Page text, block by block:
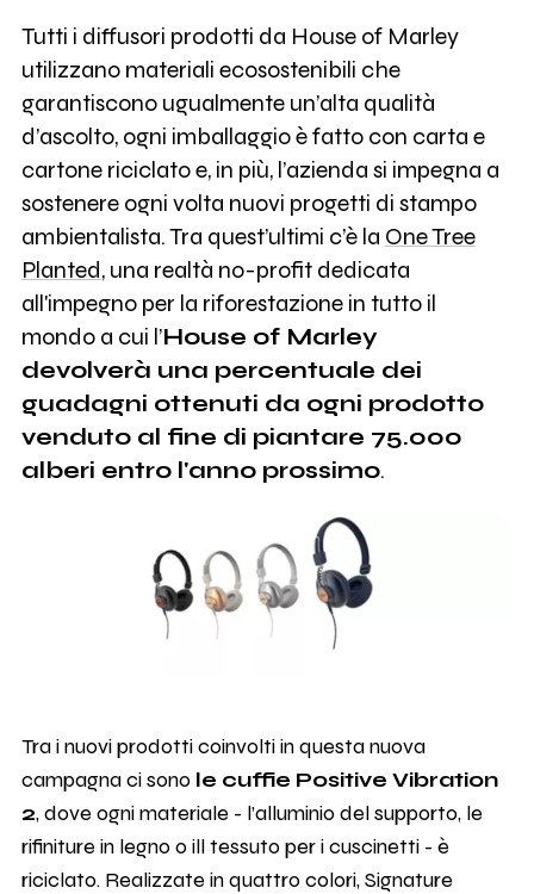
Tutti i diffusori prodotti da House of Marley
utilizzano materiali ecosostenibili che
garantiscono ugualmente un’alta qualità
d’ascolto, ogni imballaggio è fatto con carta e
cartone riciclato e, in più, l’azienda si impegna a
sostenere ogni volta nuovi progetti di stampo
ambientalista. Tra quest’ultimi c’è la One Tree
Planted, una realtà no-profit dedicata
all'impegno per la riforestazione in tutto il
mondo a cui l’House of Marley
devolverà una percentuale dei
guadagni ottenuti da ogni prodotto
venduto al fine di piantare 75.000
alberi entro l'anno prossimo.
Tra i nuovi prodotti coinvolti in questa nuova
campagna ci sono le cuffie Positive Vibration
2, dove ogni materiale - l’alluminio del supporto, le
rifiniture in legno o ill tessuto per i cuscinetti - è
riciclato. Realizzate in quattro colori, Signature